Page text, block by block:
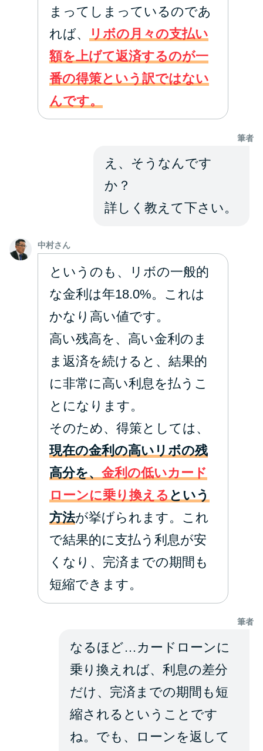
方法はどれ？
年収が低い＆他社借入があると
落ちる？バンクイックの口コミ
を分析
みずほ銀行カードローンの問い
まってしまっているのであ
れば、
リボの月々の支払い
額を上げて返済するのが一
番の得策という訳ではない
んです。
筆者
え、そうなんです
か？
詳しく教えて下さい。
中村さん
というのも、リボの一般的
な金利は年18.0%。これは
かなり高い値です。
高い残高を、高い金利のま
ま返済を続けると、結果的
に非常に高い利息を払うこ
とになります。
そのため、得策としては、
現在の金利の高いリボの残
高分を、 金利の低いカード
ローンに乗り換える という
方法が挙げられます。これ
で結果的に支払う利息が安
くなり、完済までの期間も
短縮できます。
筆者
なるほど…カードローンに
乗り換えれば、利息の差分
だけ、完済までの期間も短
縮されるということです
ね。でも、ローンを返して